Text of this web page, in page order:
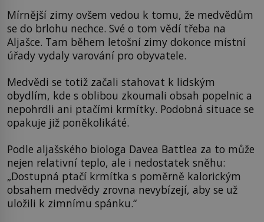
Mírnější zimy ovšem vedou k tomu, že medvědům
se do brlohu nechce. Své o tom vědí třeba na
Aljašce. Tam během letošní zimy dokonce místní
úřady vydaly varování pro obyvatele.
Medvědi se totiž začali stahovat k lidským
obydlím, kde s oblibou zkoumali obsah popelnic a
nepohrdli ani ptačími krmítky. Podobná situace se
opakuje již poněkolikáté.
Podle aljašského biologa Davea Battlea za to může
nejen relativní teplo, ale i nedostatek sněhu:
„Dostupná ptačí krmítka s poměrně kalorickým
obsahem medvědy zrovna nevybízejí, aby se už
uložili k zimnímu spánku.“